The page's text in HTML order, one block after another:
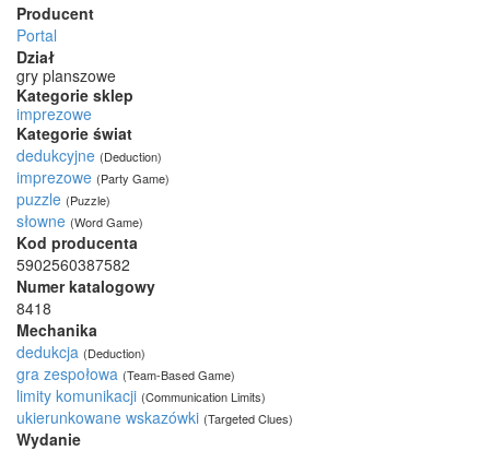
Producent
Portal
Dział
gry planszowe
Kategorie sklep
imprezowe
Kategorie świat
dedukcyjne (Deduction)
imprezowe (Party Game)
puzzle (Puzzle)
słowne (Word Game)
Kod producenta
5902560387582
Numer katalogowy
8418
Mechanika
dedukcja (Deduction)
gra zespołowa (Team-Based Game)
limity komunikacji (Communication Limits)
ukierunkowane wskazówki (Targeted Clues)
Wydanie